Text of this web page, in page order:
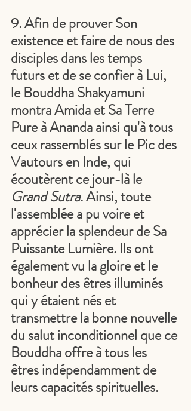
9. Afin de prouver Son
existence et faire de nous des
disciples dans les temps
futurs et de se confier à Lui,
le Bouddha Shakyamuni
montra Amida et Sa Terre
Pure à Ananda ainsi qu'à tous
ceux rassemblés sur le Pic des
Vautours en Inde, qui
écoutèrent ce jour-là le
Grand Sutra. Ainsi, toute
l'assemblée a pu voire et
apprécier la splendeur de Sa
Puissante Lumière. Ils ont
également vu la gloire et le
bonheur des êtres illuminés
qui y étaient nés et
transmettre la bonne nouvelle
du salut inconditionnel que ce
Bouddha offre à tous les
êtres indépendamment de
leurs capacités spirituelles.